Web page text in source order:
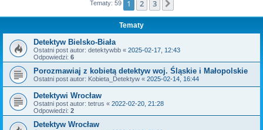
Tematy: 59 1 2 3
Tematy
Detektyw Bielsko-Biała
Ostatni post autor: detektywbb « 2025-02-17, 12:43
Odpowiedzi: 6
Porozmawiaj z kobietą detektyw woj. Śląskie i Małopolskie
Ostatni post autor: Kobieta_Detektyw « 2025-02-14, 16:44
Detektywi Wrocław
Ostatni post autor: tetrus « 2022-02-20, 21:28
Odpowiedzi: 2
Detektyw Wrocław